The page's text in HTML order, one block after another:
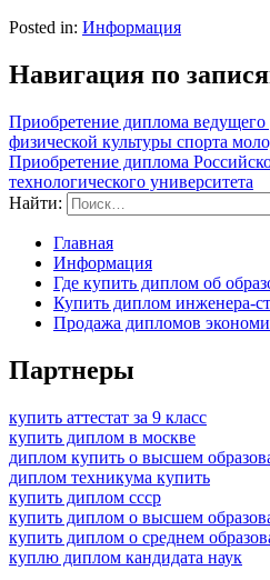
Posted in: Информация
Навигация по
Приобретение диплома ведущего
физической культуры спорта
Приобретение диплома
технологического университета
Найти:
Главная
Информация
Где купить диплом об
Купить диплом инженера-
Продажа дипломов
Партнеры
купить аттестат за 9 класс
купить диплом в москве
диплом купить о высшем
диплом техникума купить
купить диплом ссср
купить диплом о высшем
купить диплом о среднем
куплю диплом кандидата наук